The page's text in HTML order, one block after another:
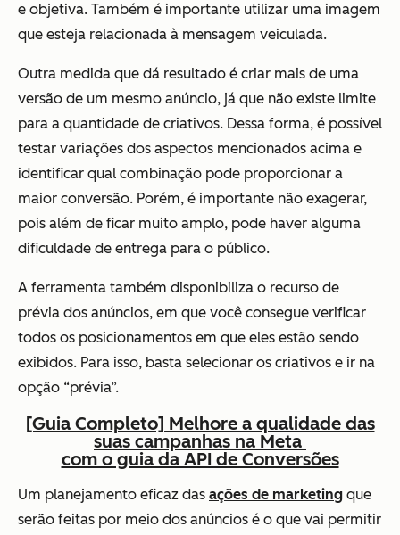
e objetiva. Também é importante utilizar uma imagem
que esteja relacionada à mensagem veiculada.
Outra medida que dá resultado é criar mais de uma
versão de um mesmo anúncio, já que não existe limite
para a quantidade de criativos. Dessa forma, é possível
testar variações dos aspectos mencionados acima e
identificar qual combinação pode proporcionar a
maior conversão. Porém, é importante não exagerar,
pois além de ficar muito amplo, pode haver alguma
dificuldade de entrega para o público.
A ferramenta também disponibiliza o recurso de
prévia dos anúncios, em que você consegue verificar
todos os posicionamentos em que eles estão sendo
exibidos. Para isso, basta selecionar os criativos e ir na
opção “prévia”.
[Guia Completo] Melhore a qualidade das
suas campanhas na Meta
com o guia da API de Conversões
Um planejamento eficaz das ações de marketing que
serão feitas por meio dos anúncios é o que vai permitir